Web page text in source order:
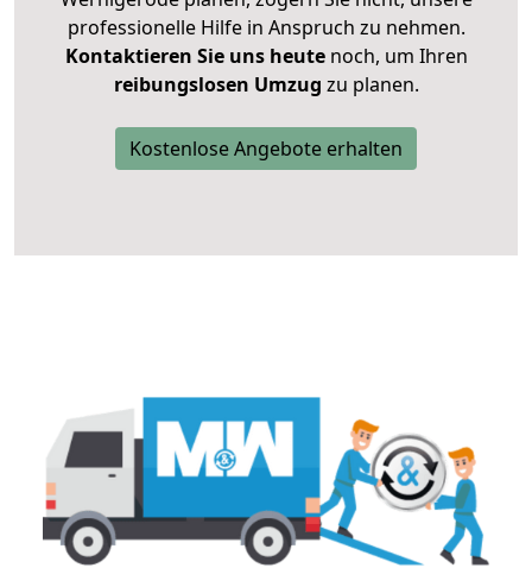
professionelle Hilfe in Anspruch zu nehmen.
Kontaktieren Sie uns heutenoch, um Ihren
reibungslosen Umzug zu planen.
Kostenlose Angebote erhalten